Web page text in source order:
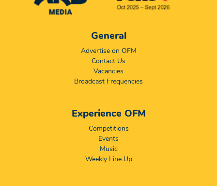
General
Advertise on OFM
Contact Us
Vacancies
Broadcast Frequencies
Experience OFM
Competitions
Events
Music
Weekly Line Up